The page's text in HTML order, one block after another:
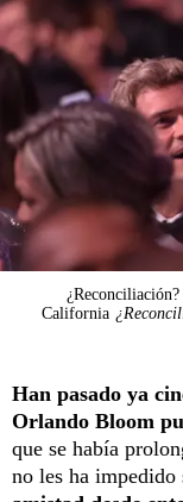
California
Han pasado ya
Orlando Bloom
que se había
no les ha